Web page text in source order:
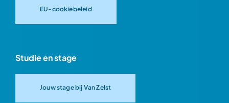
EU-cookiebeleid
Studie en stage
Jouw stage bij Van Zelst